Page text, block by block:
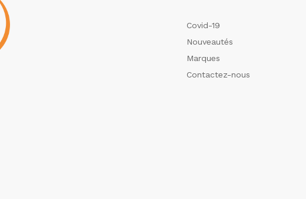
Covid-19
Nouveautés
Marques
Contactez-nous